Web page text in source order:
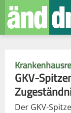
GKV-
Der GKV-